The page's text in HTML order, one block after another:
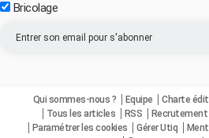
Bricolage
Qui sommes-nous ? Equipe Charte
Tous les articles
RSS Recrutement
Paramétrer les cookies
Gérer Utiq